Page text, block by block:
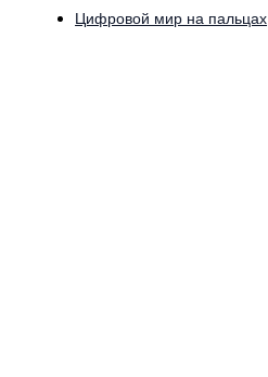
Цифровой мир на пальцах